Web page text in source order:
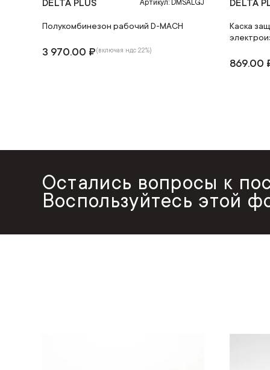
DELTA PLUS Артикул: DMSALGJ
Полукомбинезон рабочий D-MACH
3 970.00 ₽(включая ндс 22%)
DELTA
Каска
869.00
Остались вопросы к
Воспользуйтесь этой